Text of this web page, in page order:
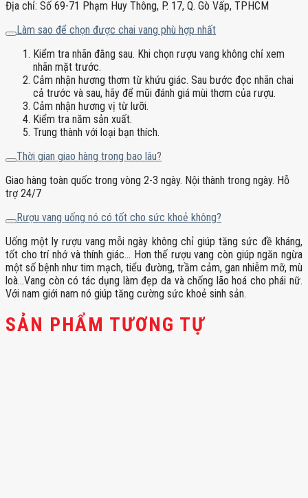
Địa chỉ: Số 69-71 Phạm Huy Thông, P. 17, Q. Gò Vấp, TPHCM
Làm sao để chọn được chai vang phù hợp nhất
Kiểm tra nhãn đằng sau. Khi chọn rượu vang không chỉ xem
nhãn mặt trước.
Cảm nhận hương thơm từ khứu giác. Sau bước đọc nhãn chai
cả trước và sau, hãy để mũi đánh giá mùi thơm của rượu.
Cảm nhận hương vị từ lưỡi.
Kiểm tra năm sản xuất.
Trung thành với loại bạn thích.
Thời gian giao hàng trong bao lâu?
Giao hàng toàn quốc trong vòng 2-3 ngày. Nội thành trong ngày. Hỗ
trợ 24/7
Rượu vang uống nó có tốt cho sức khoẻ không?
Uống một ly rượu vang mỗi ngày không chỉ giúp tăng sức đề kháng,
tốt cho trí nhớ và thính giác… Hơn thế rượu vang còn giúp ngăn ngừa
một số bệnh như tim mạch, tiểu đường, trầm cảm, gan nhiễm mỡ, mù
loà…Vang còn có tác dụng làm đẹp da và chống lão hoá cho phái nữ.
Với nam giới nam nó giúp tăng cường sức khoẻ sinh sản.
SẢN PHẨM TƯƠNG TỰ